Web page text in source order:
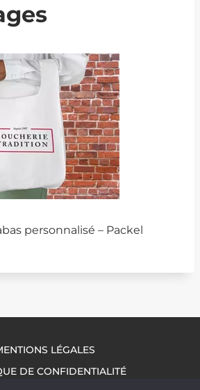
personnalisé – Packel
LÉGALES
DE CONFIDENTIALITÉ